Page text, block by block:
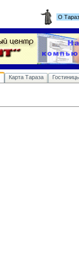
О
Карта Тараза